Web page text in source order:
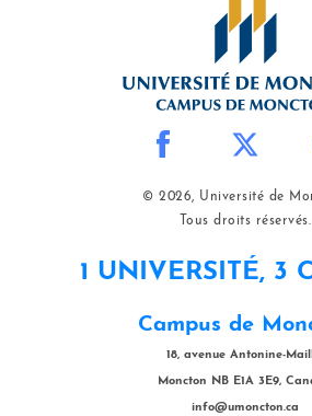
© 2026, Université de
Tous droits réservés.
1 UNIVERSITÉ, 3
Campus de
18, avenue Antonine-
Moncton NB E1A 3E9,
info@umoncton.ca